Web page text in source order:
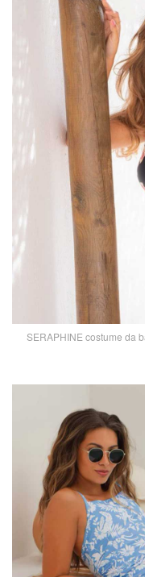
SERAPHINE costume da